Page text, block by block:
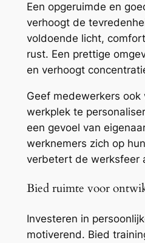
Een opgeruimde en
verhoogt de
voldoende licht,
rust. Een prettige
en verhoogt
Geef medewerkers ook
werkplek te
een gevoel van
werknemers zich op
verbetert de werksfeer
Bied ruimte voor
Investeren in
motiverend. Bied